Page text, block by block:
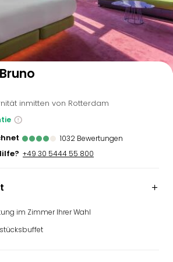
Auf der Karte anzeigen
inmitten von Rotterdam
1032 Bewertungen
+49 30 5444 55 800
im Zimmer Ihrer Wahl